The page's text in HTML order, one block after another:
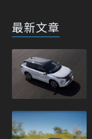
最新文章